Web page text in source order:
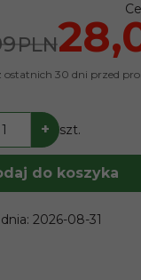
PLN
ostatnich 30 dni przed
+ szt.
do koszyka
: 2026-08-31